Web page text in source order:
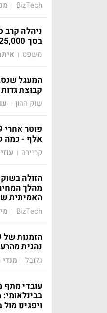
BizTech
|
ניהלה קרב
בסך 525,000 שקל
משפט |
המעגל
קבוצת
שוק ההון |
אלף - כמה
קריירה |
הזולה
מהלך
האמיתית
BizTech
|
נהנית
גלובל | מנדי
עובדי
ויפגינו